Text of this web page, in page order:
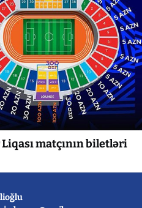
matçının biletləri